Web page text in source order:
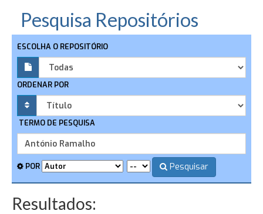
Pesquisa Repositórios
ESCOLHA O REPOSITÓRIO
ORDENAR POR
TERMO DE PESQUISA
POR Pesquisar
Resultados: